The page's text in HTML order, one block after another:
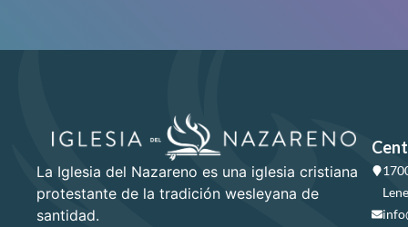
La Iglesia del Nazareno es una iglesia cristiana
protestante de la tradición wesleyana de
santidad.